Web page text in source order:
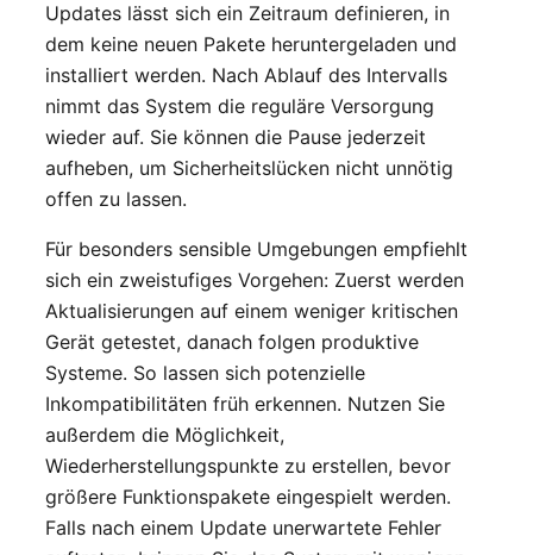
Updates lässt sich ein Zeitraum definieren, in
dem keine neuen Pakete heruntergeladen und
installiert werden. Nach Ablauf des Intervalls
nimmt das System die reguläre Versorgung
wieder auf. Sie können die Pause jederzeit
aufheben, um Sicherheitslücken nicht unnötig
offen zu lassen.
Für besonders sensible Umgebungen empfiehlt
sich ein zweistufiges Vorgehen: Zuerst werden
Aktualisierungen auf einem weniger kritischen
Gerät getestet, danach folgen produktive
Systeme. So lassen sich potenzielle
Inkompatibilitäten früh erkennen. Nutzen Sie
außerdem die Möglichkeit,
Wiederherstellungspunkte zu erstellen, bevor
größere Funktionspakete eingespielt werden.
Falls nach einem Update unerwartete Fehler